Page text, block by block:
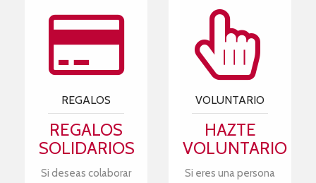
REGALOS
REGALOS
SOLIDARIOS
Si deseas colaborar
VOLUNTARIO
HAZTE
VOLUNTARIO
Si eres una persona